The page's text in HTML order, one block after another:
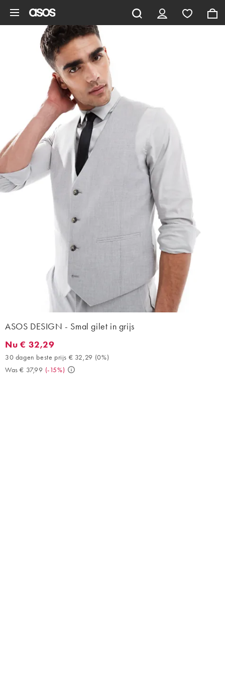
ASOS DESIGN - Smal gilet in grijs
Nu € 32,29. 30 dagen beste prijs € 32,29 (0%). Was € 37,99. (-
Nu € 32,29
30 dagen beste prijs € 32,29 (0%)
Was € 37,99 (-15%)